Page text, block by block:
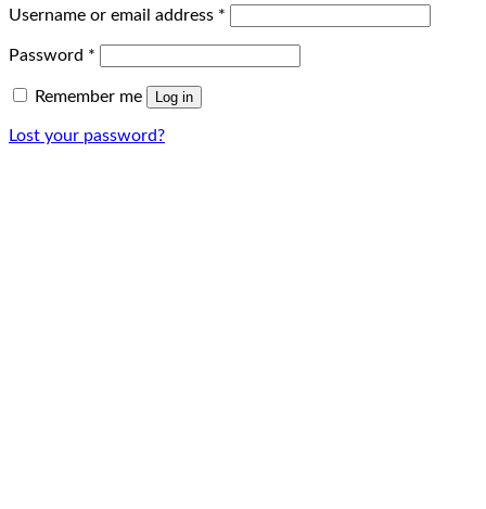
Username or email address *
Password *
Remember me Log in
Lost your password?